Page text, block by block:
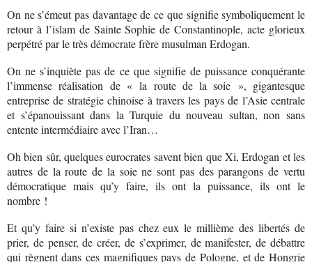
On ne s’émeut pas davantage de ce que signifie symboliquement le
retour à l’islam de Sainte Sophie de Constantinople, acte glorieux
perpétré par le très démocrate frère musulman Erdogan.
On ne s’inquiète pas de ce que signifie de puissance conquérante
l’immense réalisation de « la route de la soie », gigantesque
entreprise de stratégie chinoise à travers les pays de l’Asie centrale
et s’épanouissant dans la Turquie du nouveau sultan, non sans
entente intermédiaire avec l’Iran…
Oh bien sûr, quelques eurocrates savent bien que Xi, Erdogan et les
autres de la route de la soie ne sont pas des parangons de vertu
démocratique mais qu’y faire, ils ont la puissance, ils ont le
nombre !
Et qu’y faire si n’existe pas chez eux le millième des libertés de
prier, de penser, de créer, de s’exprimer, de manifester, de débattre
qui règnent dans ces magnifiques pays de Pologne, et de Hongrie